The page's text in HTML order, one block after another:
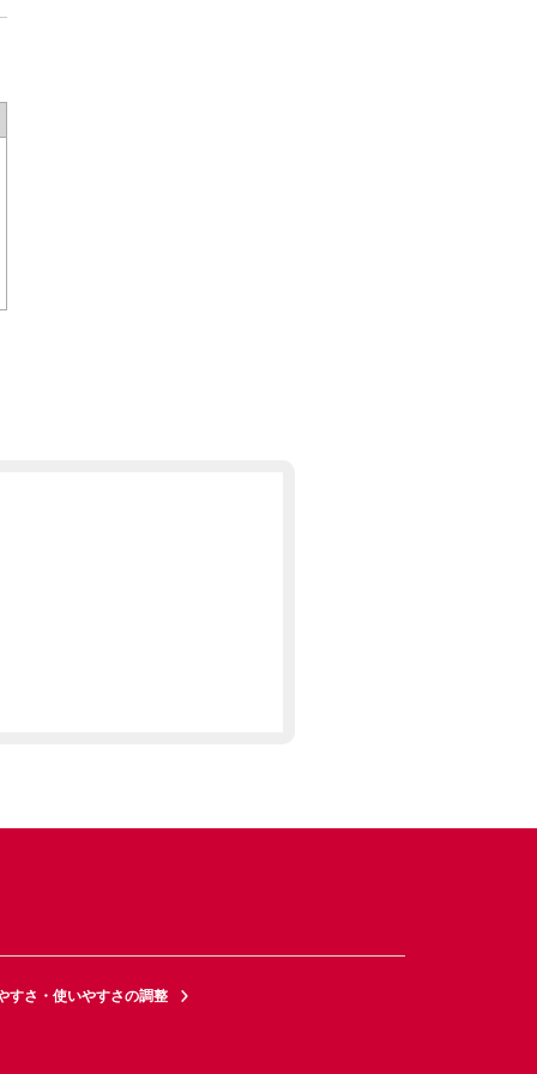
すさ・使いやすさの調整